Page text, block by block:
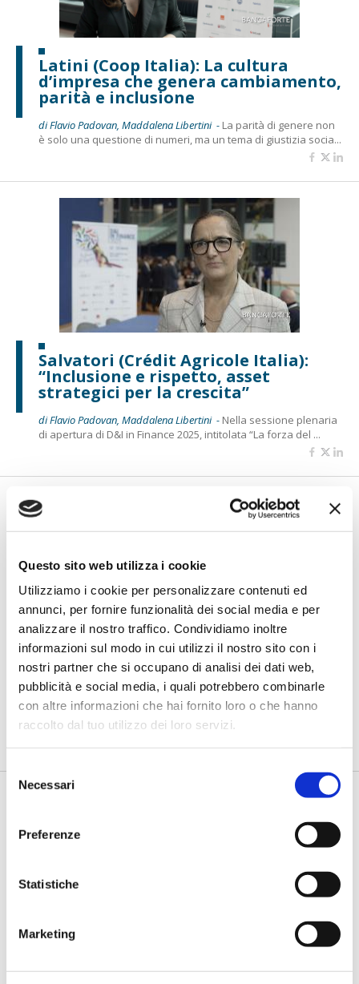
Questo sito web utilizza i cookie
Utilizziamo i cookie per personalizzare contenuti ed
annunci, per fornire funzionalità dei social media e per
analizzare il nostro traffico. Condividiamo inoltre
informazioni sul modo in cui utilizzi il nostro sito con i
nostri partner che si occupano di analisi dei dati web,
pubblicità e social media, i quali potrebbero combinarle
con altre informazioni che hai fornito loro o che hanno
raccolto dal tuo utilizzo dei loro servizi.
Selezione
delNecessari
Preferenze
Statistiche
Marketing
Latini (Coop Italia): La cultura
d’impresa che genera cambiamento,
parità e inclusione
di Flavio Padovan, Maddalena Libertini - La parità di genere non
è solo una questione di numeri, ma un tema di giustizia socia...
Salvatori (Crédit Agricole Italia):
“Inclusione e rispetto, asset
strategici per la crescita”
di Flavio Padovan, Maddalena Libertini - Nella sessione plenaria
di apertura di D&I in Finance 2025, intitolata “La forza del ...
Ciocca (Banco BPM): “L’Impegno
Manifesto, un pilastro per una
banca più inclusiva e sostenibile”
di Flavio Padovan, Maddalena Libertini - Nel corso della sessione
plenaria di apertura di D&I in Finance 2025, Licia Ciocca, R...
Di Palma (Bcc San Marzano): Anche
una palestra digitale guidata dall'AI